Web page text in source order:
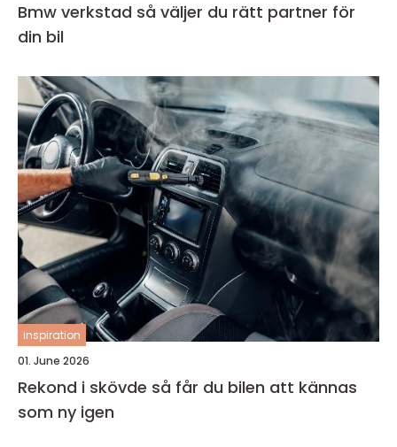
Bmw verkstad så väljer du rätt partner för
din bil
inspiration
01. June 2026
Rekond i skövde så får du bilen att kännas
som ny igen